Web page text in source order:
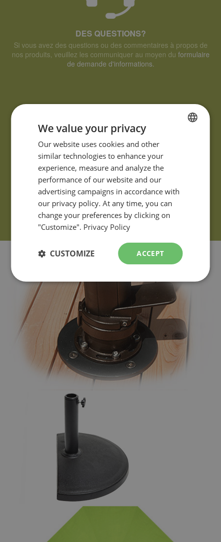
DES QUESTIONS?
Si vous avez des questions ou des commentaires à propos de
nos produits, veuillez les communiquer au moyen du formulaire
de demande d'informations.
FRENCH
ENGLISH
We value your privacy
Our website uses cookies and other
similar technologies to enhance your
experience, measure and analyze the
performance of our website and our
advertising campaigns in accordance with
our privacy policy. At any time, you can
change your preferences by clicking on
"Customize". Privacy Policy
ACCEPT
CUSTOMIZE